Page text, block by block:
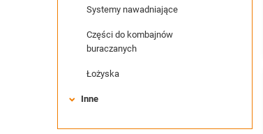
Systemy nawadniające
Części do kombajnów
buraczanych
Łożyska
Inne